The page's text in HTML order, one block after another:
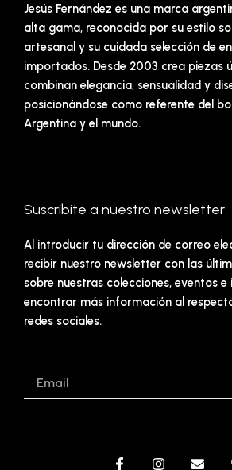
Jesús Fernández es una marca
alta gama, reconocida por su estilo
artesanal y su cuidada selección de
importados. Desde 2003 crea piezas
combinan elegancia, sensualidad y
posicionándose como referente del
Argentina y el mundo.
Suscribite a nuestro newsletter
Al introducir tu dirección de correo
recibir nuestro newsletter con las
sobre nuestras colecciones, eventos e
encontrar más información al
redes sociales.
F
I
E